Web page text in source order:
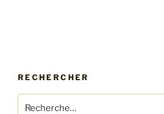
RECHERCHER